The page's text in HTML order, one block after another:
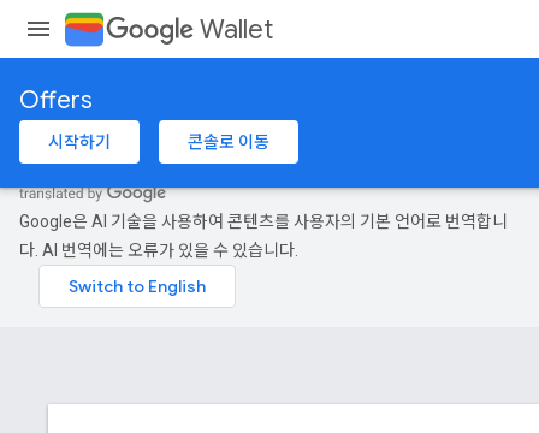
Wallet
Offers
시작하기 콘솔로 이동
Google은 AI 기술을 사용하여 콘텐츠를 사용자의 기본 언어로 번역합니
다. AI 번역에는 오류가 있을 수 있습니다.